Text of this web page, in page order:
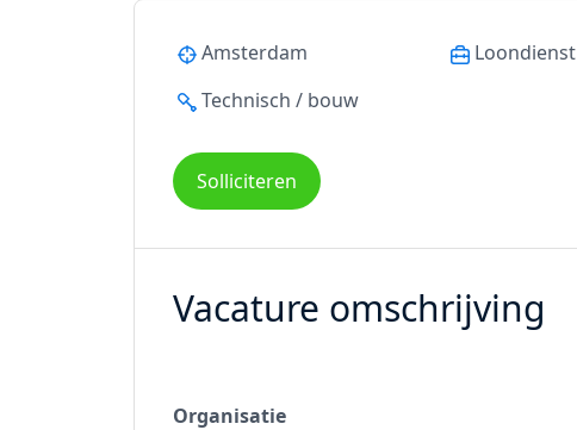
Amsterdam Loondienst
Technisch / bouw
Solliciteren
Vacature omschrijving
Organisatie